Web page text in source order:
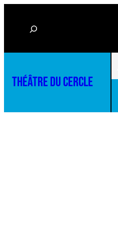
Rechercher
THÉÂTRE DU CERCLE